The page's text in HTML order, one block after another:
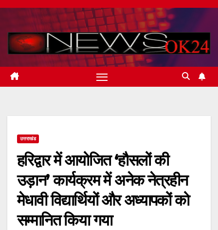
Skip
content
उत्तराखंड
हरिद्वार में आयोजित ‘हौसलों की
उड़ान’ कार्यक्रम में अनेक नेत्रहीन
मेधावी विद्यार्थियों और अध्यापकों को
सम्मानित किया गया